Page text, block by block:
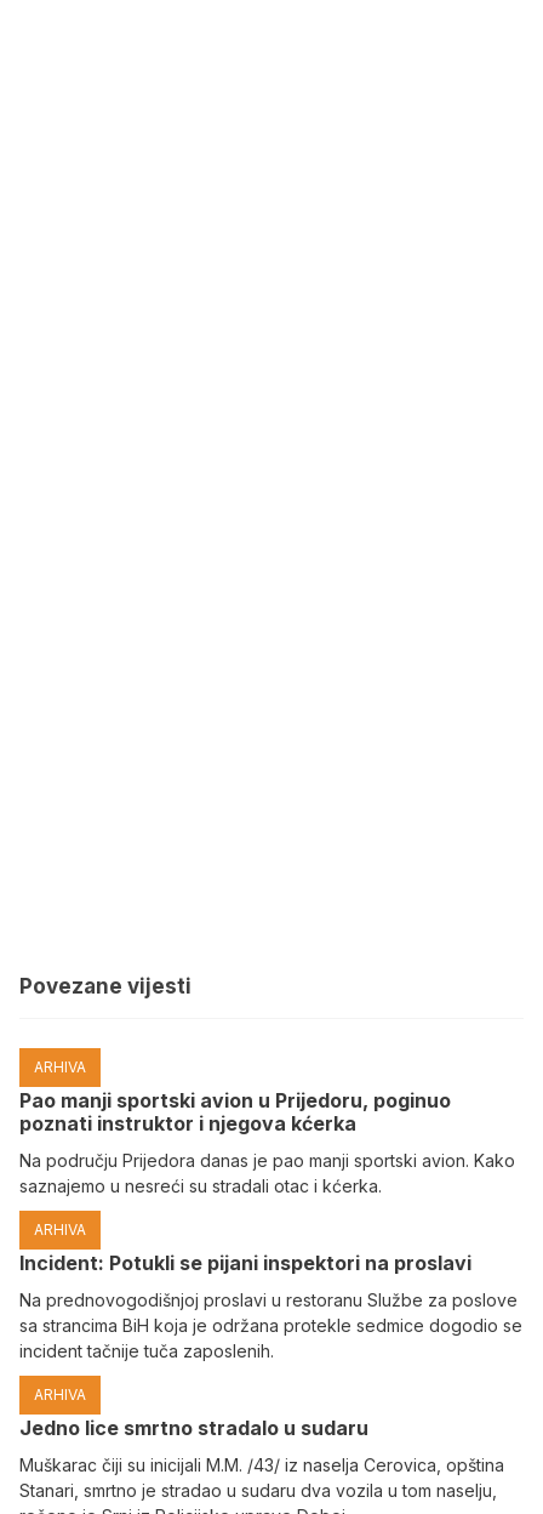
Povezane vijesti
ARHIVA
Pao manji sportski avion u Prijedoru, poginuo
poznati instruktor i njegova kćerka
Na području Prijedora danas je pao manji sportski avion. Kako
saznajemo u nesreći su stradali otac i kćerka.
ARHIVA
Incident: Potukli se pijani inspektori na proslavi
Na prednovogodišnjoj proslavi u restoranu Službe za poslove
sa strancima BiH koja je održana protekle sedmice dogodio se
incident tačnije tuča zaposlenih.
ARHIVA
Јedno lice smrtno stradalo u sudaru
Muškarac čiji su inicijali M.M. /43/ iz naselja Cerovica, opština
Stanari, smrtno je stradao u sudaru dva vozila u tom naselju,